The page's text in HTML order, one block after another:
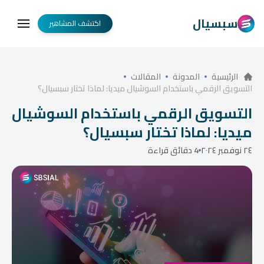
سبسيال اكتشف المشاهير
الرئيسية المدونة المقالات
التسويق الرقمي باستخدام السوشيال ميديا: لماذا تختار سبسيال؟
التسويق الرقمي باستخدام السوشيال
ميديا: لماذا تختار سبسيال؟
٢٤ نوفمبر ٢٠٢٤ 4 دقائق قراءة